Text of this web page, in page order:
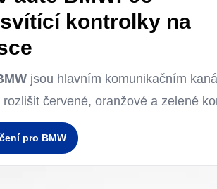
kontrolky na
jsou hlavním komunikačním
rozlišit červené, oranžové a zelené
pro BMW